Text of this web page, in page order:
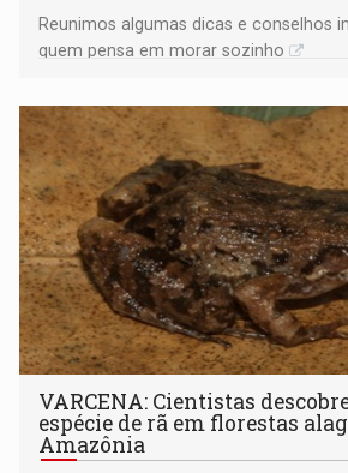
Reunimos algumas dicas e conselhos
quem pensa em morar sozinho
VARCENA: Cientistas
espécie de rã em florestas
Amazônia